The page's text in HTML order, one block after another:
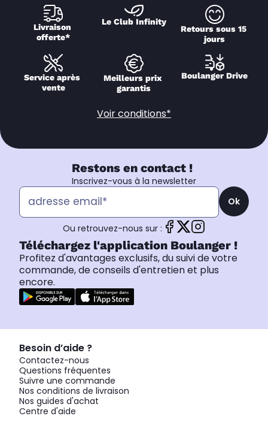
Livraison
offerte*
Le Club Infinity
Retours sous 15
jours
Service après
vente
Meilleurs prix
garantis
Boulanger Drive
Voir conditions*
Restons en contact !
Inscrivez-vous à la newsletter
Ok
Ou retrouvez-nous sur :
Téléchargez l'application Boulanger !
Profitez d'avantages exclusifs, du suivi de votre
commande, de conseils d'entretien et plus
encore.
Besoin d’aide ?
Contactez-nous
Questions fréquentes
Suivre une commande
Nos conditions de livraison
Nos guides d'achat
Centre d'aide